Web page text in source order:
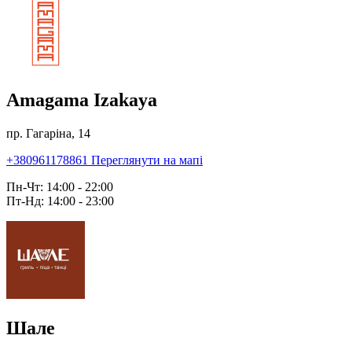
Amagama Izakaya
пр. Гагаріна, 14
+380961178861 Переглянути на мапі
Пн-Чт: 14:00 - 22:00
Пт-Нд: 14:00 - 23:00
Шале